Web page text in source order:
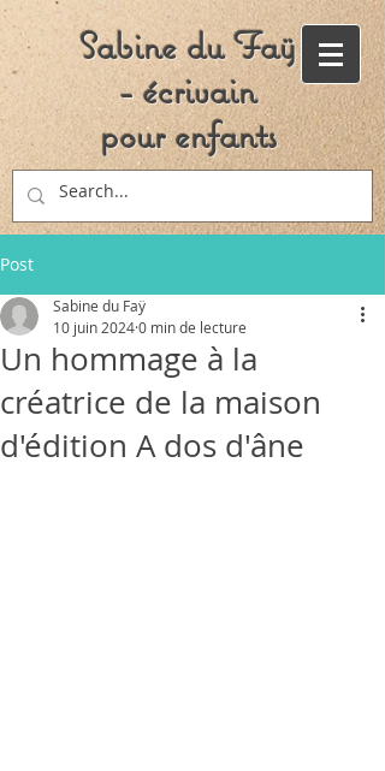
Sabine du Faÿ
- écrivain
pour enfants
Post
Un hommage à la
créatrice de la maison
d'édition A dos d'âne
Sabine du Faÿ
10 juin 20240 min de lecture